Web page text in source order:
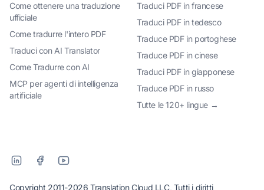
Come ottenere una traduzione
ufficiale
Come tradurre l'intero PDF
Traduci con AI Translator
Come Tradurre con AI
MCP per agenti di intelligenza
artificiale
Traduci PDF in francese
Traduci PDF in tedesco
Traduce PDF in portoghese
Traduce PDF in cinese
Traduci PDF in giapponese
Traduce PDF in russo
Tutte le 120+ lingue →
Copyright 2011-2026 Translation Cloud LLC, Tutti i diritti